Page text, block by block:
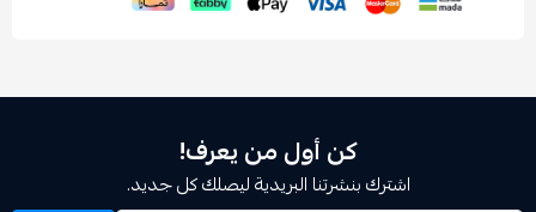
كن أول من يعرف!
اشترك بنشرتنا البريدية ليصلك كل جديد.